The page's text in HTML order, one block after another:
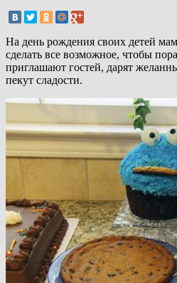
На день рождения своих детей
сделать все возможное, чтобы
приглашают гостей, дарят
пекут сладости.